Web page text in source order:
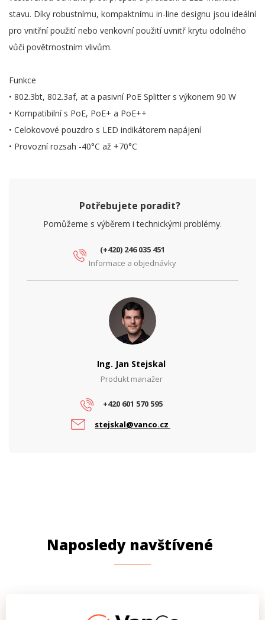
stavu. Díky robustnímu, kompaktnímu in-line designu jsou ideální
pro vnitřní použití nebo venkovní použití uvnitř krytu odolného
vůči povětrnostním vlivům.
Funkce
• 802.3bt, 802.3af, at a pasivní PoE Splitter s výkonem 90 W
• Kompatibilní s PoE, PoE+ a PoE++
• Celokovové pouzdro s LED indikátorem napájení
• Provozní rozsah -40°C až +70°C
Potřebujete poradit?
Pomůžeme s výběrem i technickými problémy.
(+420) 246 035 451
Informace a objednávky
Ing. Jan Stejskal
Produkt manažer
+420 601 570 595
stejskal@vanco.cz
Naposledy navštívené